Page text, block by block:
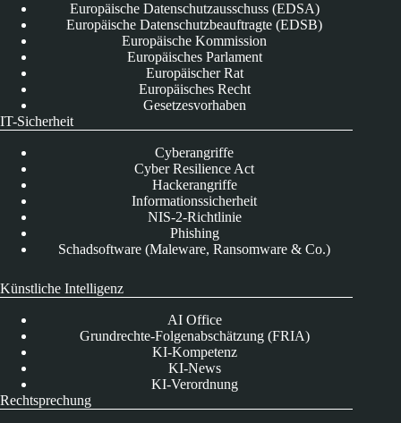
Europäische Datenschutzausschuss (EDSA)
Europäische Datenschutzbeauftragte (EDSB)
Europäische Kommission
Europäisches Parlament
Europäischer Rat
Europäisches Recht
Gesetzesvorhaben
IT-Sicherheit
Cyberangriffe
Cyber Resilience Act
Hackerangriffe
Informationssicherheit
NIS-2-Richtlinie
Phishing
Schadsoftware (Maleware, Ransomware & Co.)
Künstliche Intelligenz
AI Office
Grundrechte-Folgenabschätzung (FRIA)
KI-Kompetenz
KI-News
KI-Verordnung
Rechtsprechung